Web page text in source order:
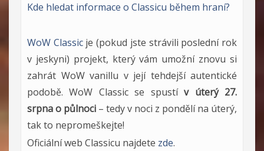
Kde hledat informace o Classicu během hraní?
WoW Classicje (pokud jste strávili poslední rok
v jeskyni) projekt, který vám umožní znovu si
zahrát WoW vanillu v její tehdejší autentické
podobě. WoW Classic se spustív úterý 27.
srpna o půlnoci – tedy v noci z pondělí na úterý,
tak to nepromeškejte!
Oficiální web Classicu najdete zde.